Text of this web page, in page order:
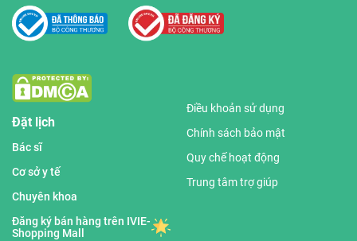
Đặt lịch
Bác sĩ
Cơ sở y tế
Chuyên khoa
Đăng ký bán hàng trên IVIE-
Shopping Mall
Điều khoản sử dụng
Chính sách bảo mật
Quy chế hoạt động
Trung tâm trợ giúp